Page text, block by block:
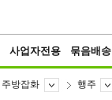
사업자전용 묶음배송
주방잡화 행주